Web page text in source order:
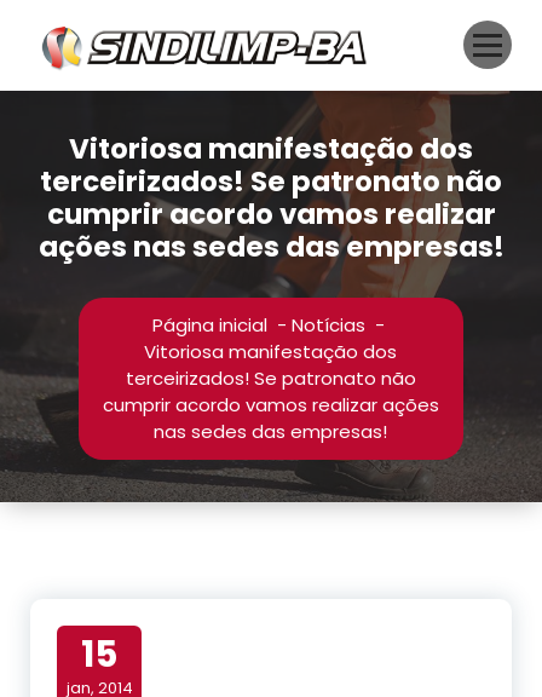
conteúdo
Vitoriosa manifestação dos
terceirizados! Se patronato não
cumprir acordo vamos realizar
ações nas sedes das empresas!
Página inicial- Notícias -
Vitoriosa manifestação dos
terceirizados! Se patronato não
cumprir acordo vamos realizar ações
nas sedes das empresas!
15
jan, 2014